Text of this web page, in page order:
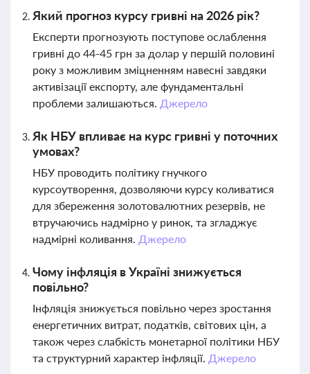
Який прогноз курсу гривні на 2026 рік?
Експерти прогнозують поступове ослаблення
гривні до 44-45 грн за долар у першій половині
року з можливим зміцненням навесні завдяки
активізації експорту, але фундаментальні
проблеми залишаються. Джерело
Як НБУ впливає на курс гривні у поточних
умовах?
НБУ проводить політику гнучкого
курсоутворення, дозволяючи курсу коливатися
для збереження золотовалютних резервів, не
втручаючись надмірно у ринок, та згладжує
надмірні коливання. Джерело
Чому інфляція в Україні знижується
повільно?
Інфляція знижується повільно через зростання
енергетичних витрат, податків, світових цін, а
також через слабкість монетарної політики НБУ
та структурний характер інфляції. Джерело